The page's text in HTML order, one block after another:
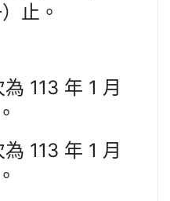
止。
113 年 1 月
113 年 1 月